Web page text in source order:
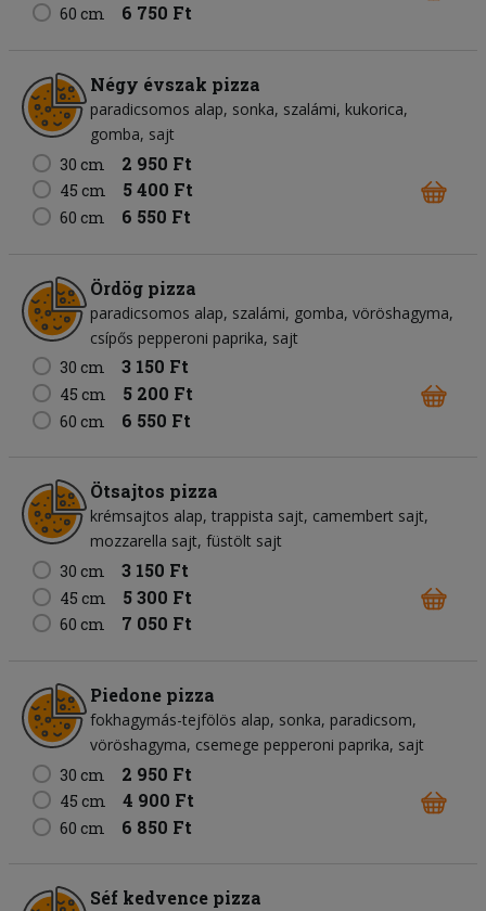
60 cm 6 750 Ft
Négy évszak pizza
paradicsomos alap sonka szalámi kukorica
gomba sajt
30 cm
2 950 Ft
45 cm 5 400 Ft
60 cm 6 550 Ft
Ördög pizza
paradicsomos alap szalámi gomba vöröshagyma
csípős pepperoni paprika sajt
30 cm
3 150 Ft
45 cm 5 200 Ft
60 cm 6 550 Ft
Ötsajtos pizza
krémsajtos alap trappista sajt camembert sajt
mozzarella sajt füstölt sajt
30 cm
3 150 Ft
45 cm 5 300 Ft
60 cm 7 050 Ft
Piedone pizza
fokhagymás-tejfölös alap sonka paradicsom
vöröshagyma csemege pepperoni paprika sajt
30 cm
2 950 Ft
45 cm 4 900 Ft
60 cm 6 850 Ft
Séf kedvence pizza